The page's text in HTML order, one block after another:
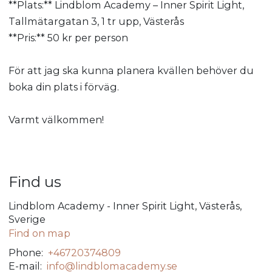
**Plats:** Lindblom Academy – Inner Spirit Light,
Tallmätargatan 3, 1 tr upp, Västerås
**Pris:** 50 kr per person
För att jag ska kunna planera kvällen behöver du
boka din plats i förväg.
Varmt välkommen!
Find us
Lindblom Academy - Inner Spirit Light, Västerås,
Sverige
Find on map
Phone: +46720374809
E-mail: info@lindblomacademy.se